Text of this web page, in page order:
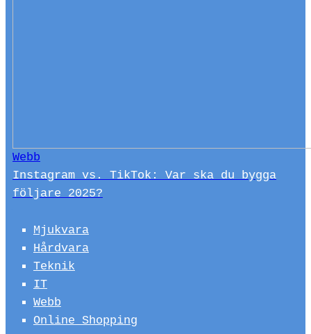
Webb
Instagram vs. TikTok: Var ska du bygga
följare 2025?
Mjukvara
Hårdvara
Teknik
IT
Webb
Online Shopping